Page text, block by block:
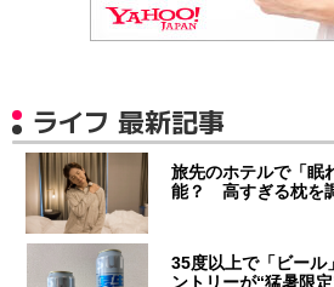
ライフ 最新記事
旅先のホテルで「眠
能？ 高すぎる枕を
35度以上で「ビー
ントリーが“猛暑限